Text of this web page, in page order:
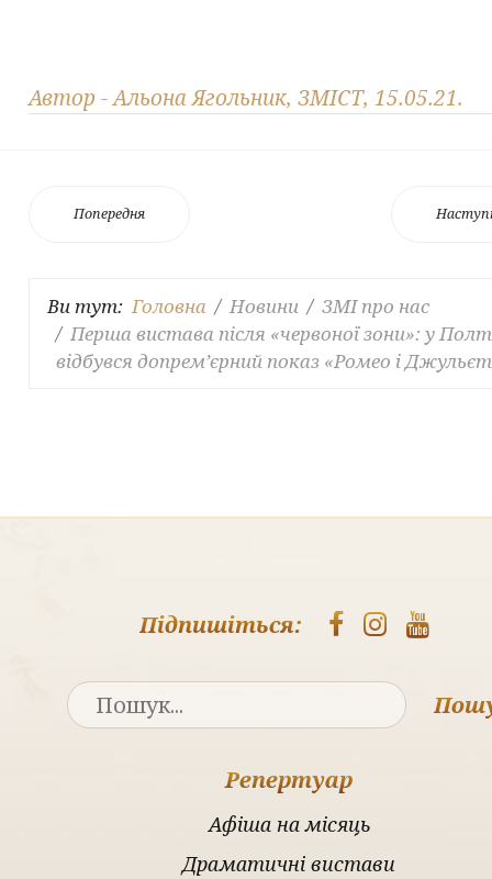
Автор - Альона Ягольник, ЗМІСТ, 15.05.21.
Попередня
Ви тут:Головна Новини
ЗМІ про нас
Перша вистава після «червоної зони»: у
відбувся допрем’єрний показ «Ромео і
Підпишіться:
Репертуар
Афіша на місяць
Драматичні вистави